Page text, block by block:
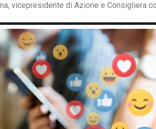
vicepresidente di Azione e Consigliera